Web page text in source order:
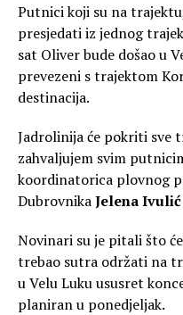
Putnici koji su na
presjedati iz jednog
sat Oliver bude došao u
prevezeni s trajektom
destinacija.
Jadrolinija će pokriti sve
zahvaljujem svim
koordinatorica plovnog
DubrovnikaJelena Ivulić
Novinari su je pitali što
trebao sutra održati na
u Velu Luku ususret
planiran u ponedjeljak.